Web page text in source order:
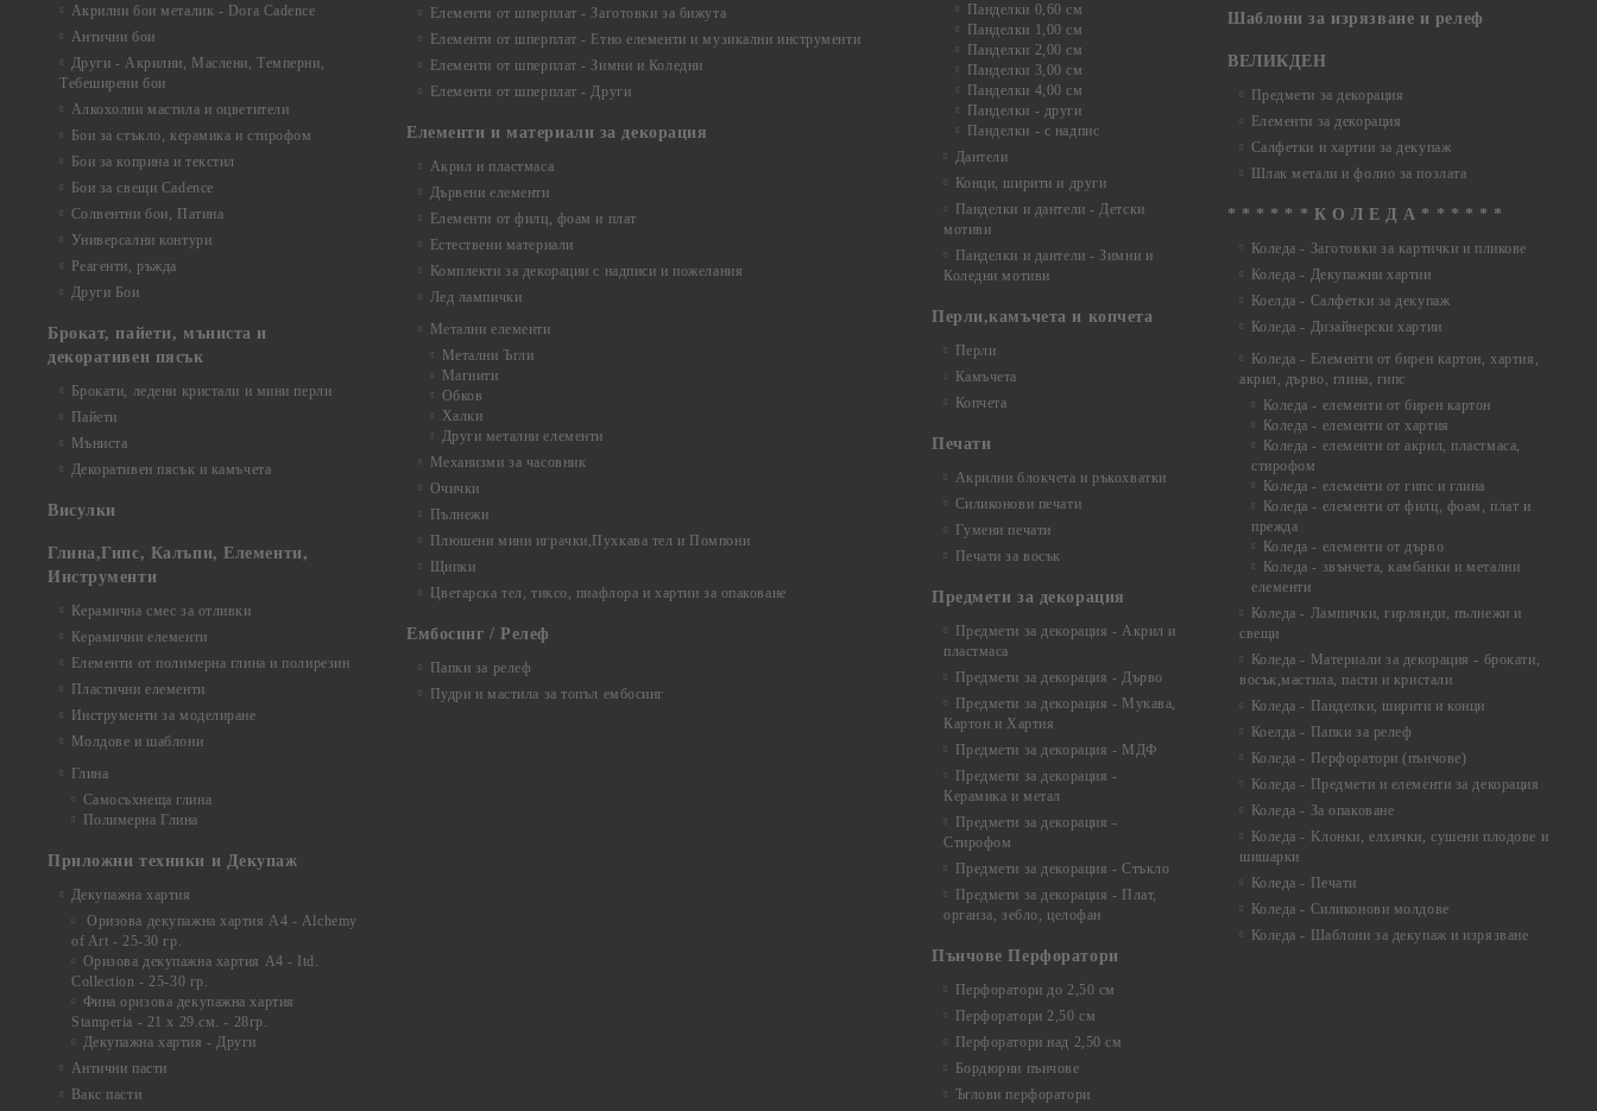
Акрилни бои металик - Dora Cadence
Антични бои
Други - Акрилни, Маслени, Темперни,
Тебеширени бои
Алкохолни мастила и оцветители
Бои за стъкло, керамика и стирофом
Бои за коприна и текстил
Бои за свещи Cadence
Солвентни бои, Патина
Универсални контури
Реагенти, ръжда
Други Бои
Брокат, пайети, мъниста и
декоративен пясък
Брокати, ледени кристали и мини перли
Пайети
Мъниста
Декоративен пясък и камъчета
Висулки
Глина,Гипс, Калъпи, Елементи,
Инструменти
Керамична смес за отливки
Керамични елементи
Елементи от полимерна глина и полирезин
Пластични елементи
Инструменти за моделиране
Молдове и шаблони
Глина
Самосъхнеща глина
Полимерна Глина
Приложни техники и Декупаж
Декупажна хартия
Оризова декупажна хартия А4 - Alchemy
of Art - 25-30 гр.
Оризова декупажна хартия А4 - Itd.
Collection - 25-30 гр.
Фина оризова декупажна хартия
Stamperia - 21 х 29.см. - 28гр.
Декупажна хартия - Други
Антични пасти
Вакс пасти
Елементи от шперплат - Заготовки за бижута
Елементи от шперплат - Етно елементи и музикални инструменти
Елементи от шперплат - Зимни и Коледни
Елементи от шперплат - Други
Елементи и материали за декорация
Акрил и пластмаса
Дървени елементи
Елементи от филц, фоам и плат
Естествени материали
Комплекти за декорации с надписи и пожелания
Лед лампички
Метални елементи
Метални Ъгли
Магнити
Обков
Халки
Други метални елементи
Механизми за часовник
Очички
Пълнежи
Плюшени мини играчки,Пухкава тел и Помпони
Щипки
Цветарска тел, тиксо, пиафлора и хартии за опаковане
Ембосинг / Релеф
Папки за релеф
Пудри и мастила за топъл ембосинг
Панделки 0,60 см
Панделки 1,00 см
Панделки 2,00 см
Панделки 3,00 см
Панделки 4,00 см
Панделки - други
Панделки - с надпис
Дантели
Конци, ширити и други
Панделки и дантели - Детски
мотиви
Панделки и дантели - Зимни и
Коледни мотиви
Перли,камъчета и копчета
Перли
Камъчета
Копчета
Печати
Акрилни блокчета и ръкохватки
Силиконови печати
Гумени печати
Печати за восък
Предмети за декорация
Предмети за декорация - Акрил и
пластмаса
Предмети за декорация - Дърво
Предмети за декорация - Мукава,
Картон и Хартия
Предмети за декорация - МДФ
Предмети за декорация -
Керамика и метал
Предмети за декорация -
Стирофом
Предмети за декорация - Стъкло
Предмети за декорация - Плат,
органза, зебло, целофан
Пънчове Перфоратори
Перфоратори до 2,50 см
Перфоратори 2,50 см
Перфоратори над 2,50 см
Бордюрни пънчове
Ъглови перфоратори
Шаблони за изрязване и релеф
ВЕЛИКДЕН
Предмети за декорация
Елементи за декорация
Салфетки и хартии за декупаж
Шлак метали и фолио за позлата
* * * * * * К О Л Е Д А * * * * * *
Коледа - Заготовки за картички и пликове
Коледа - Декупажни хартии
Коелда - Салфетки за декупаж
Коледа - Дизайнерски хартии
Коледа - Eлементи от бирен картон, хартия,
акрил, дърво, глина, гипс
Коледа - елементи от бирен картон
Коледа - елементи от хартия
Коледа - елементи от акрил, пластмаса,
стирофом
Коледа - елементи от гипс и глина
Коледа - елементи от филц, фоам, плат и
прежда
Коледа - елементи от дърво
Коледа - звънчета, камбанки и метални
елементи
Коледа - Лампички, гирлянди, пълнежи и
свещи
Коледа - Материали за декорация - брокати,
восък,мастила, пасти и кристали
Коледа - Панделки, ширити и конци
Коелда - Папки за релеф
Коледа - Перфоратори (пънчове)
Коледа - Предмети и елементи за декорация
Коледа - За опаковане
Коледа - Kлонки, елхички, сушени плодове и
шишарки
Коледа - Печати
Коледа - Силиконови молдове
Коледа - Шаблони за декупаж и изрязване